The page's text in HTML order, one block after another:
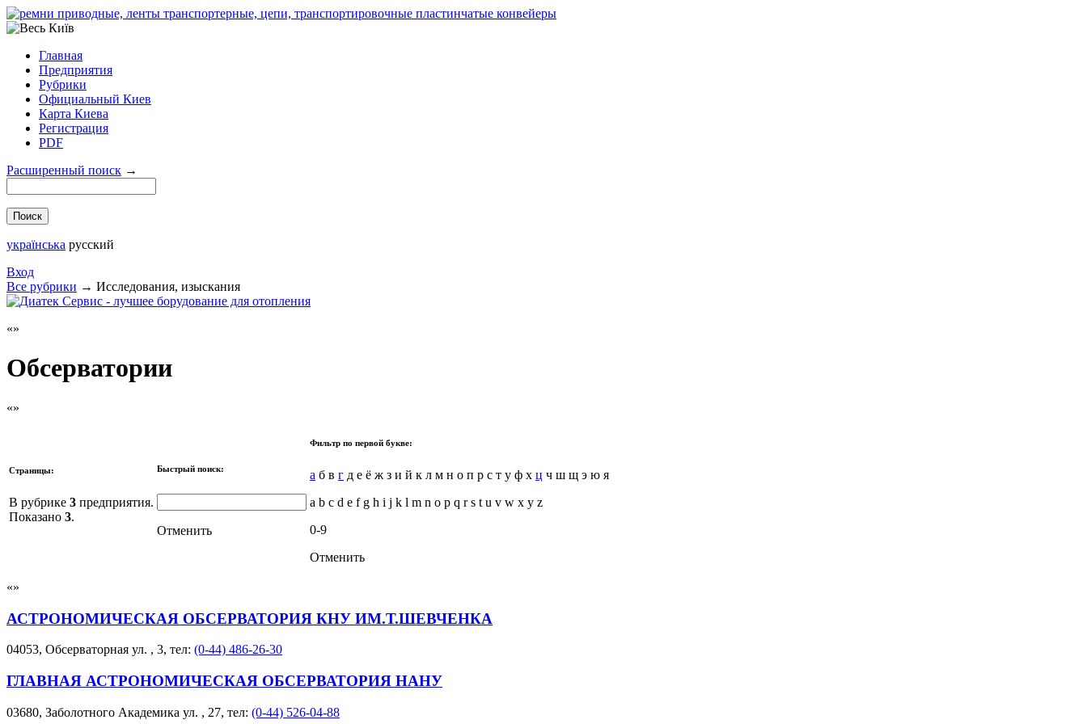
Главная
Предприятия
Рубрики
Официальный Киев
Карта Киева
Регистрация
PDF
Расширенный поиск →
українська русский
Вход
Все рубрики → Исследования, изыскания
Обсерватории
Страницы:
В рубрике 3 предприятия.
Показано 3.
Быстрый поиск:
Отменить
Фильтр по первой букве:
а б в г д е ё ж з и й к л м н о п р с т у ф х ц ч ш щ э ю я
a b c d e f g h i j k l m n o p q r s t u v w x y z
0-9
Отменить
АСТРОНОМИЧЕСКАЯ ОБСЕРВАТОРИЯ КНУ ИМ.Т.ШЕВЧЕНКА
04053, Обсерваторная ул. , 3, тел: (0-44) 486-26-30
ГЛАВНАЯ АСТРОНОМИЧЕСКАЯ ОБСЕРВАТОРИЯ НАНУ
03680, Заболотного Академика ул. , 27, тел: (0-44) 526-04-88